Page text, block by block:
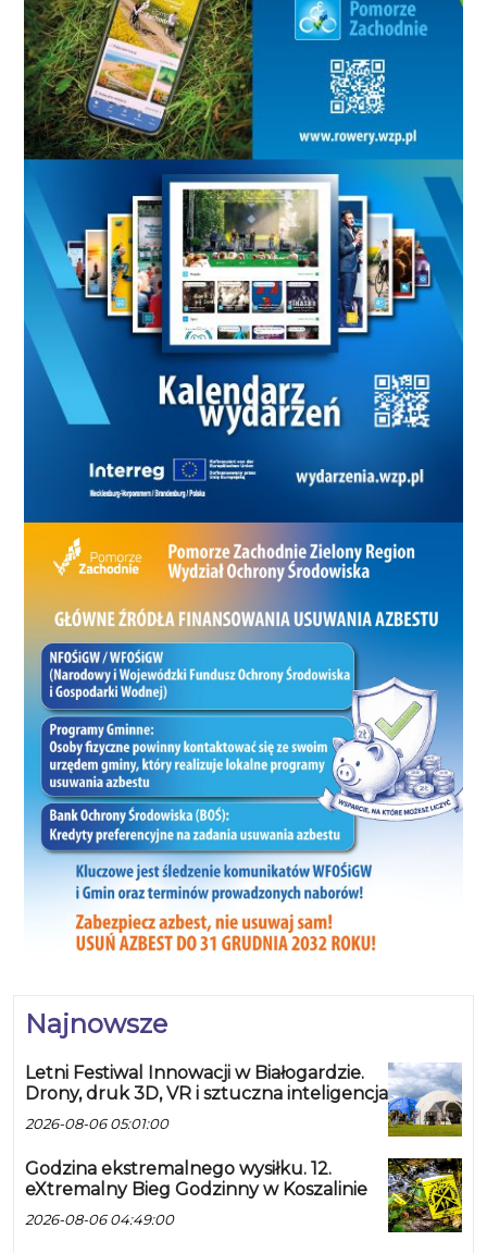
Najnowsze
Letni Festiwal Innowacji w Białogardzie.
Drony, druk 3D, VR i sztuczna inteligencja
2026-08-06 05:01:00
Godzina ekstremalnego wysiłku. 12.
eXtremalny Bieg Godzinny w Koszalinie
2026-08-06 04:49:00